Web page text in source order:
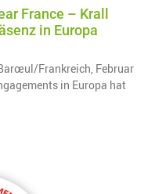
France – Krall
in Europa
Frankreich, Februar
in Europa hat